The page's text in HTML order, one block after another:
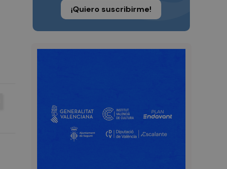
¡Quiero suscribirme!